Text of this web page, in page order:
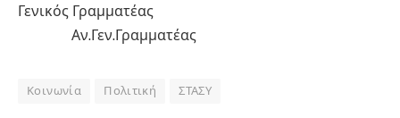
Γενικός Γραμματέας
Αν.Γεν.Γραμματέας
Κοινωνία Πολιτική ΣΤΑΣΥ